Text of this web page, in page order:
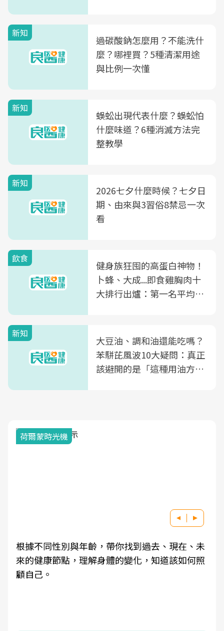
新知
過碳酸鈉怎麼用？不能洗什
麼？哪裡買？5種清潔用途
與比例一次懂
新知
蜈蚣出現代表什麼？蜈蚣怕
什麼味道？6種消滅方法完
整教學
新知
2026七夕什麼時候？七夕日
期、由來與3習俗8禁忌一次
看
飲食
健身族狂囤的高蛋白神物！
卜蜂、大成...即食雞胸肉十
大排行出爐：第一名平均一
新知
大豆油、調和油還能吃嗎？
苯駢芘風波10大疑問：真正
該避開的是「這種用油方
荷爾蒙時光機
根據不同性別與年齡，帶你找到過去、現在、未
來的健康節點，理解身體的變化，知道該如何照
顧自己。